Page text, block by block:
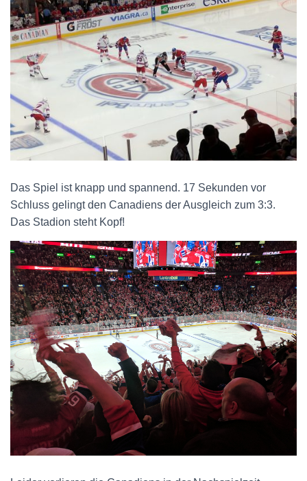
Das Spiel ist knapp und spannend. 17 Sekunden vor
Schluss gelingt den Canadiens der Ausgleich zum 3:3.
Das Stadion steht Kopf!